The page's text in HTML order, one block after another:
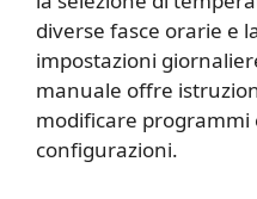
diverse fasce orarie e
impostazioni
manuale offre
modificare programmi
configurazioni.